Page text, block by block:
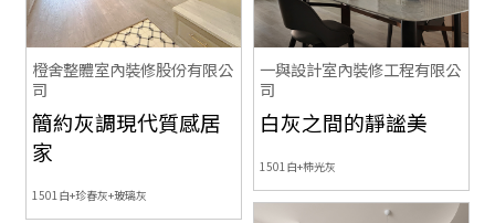
橙舍整體室內裝修股份有限公
司
簡約灰調現代質感居
家
1501白+珍春灰+玻璃灰
一與設計室內裝修工程有限公
司
白灰之間的靜謐美
1501白+柿光灰